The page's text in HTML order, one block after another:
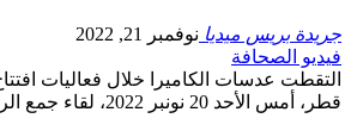
جريدة بريس ميديا نوفمبر 21, 2022
فيديو الصحافة
التقطت عدسات الكاميرا خلال فعاليات
قطر، أمس الأحد 20 نونبر 2022، لقاء جمع الرئيس الجزائري…